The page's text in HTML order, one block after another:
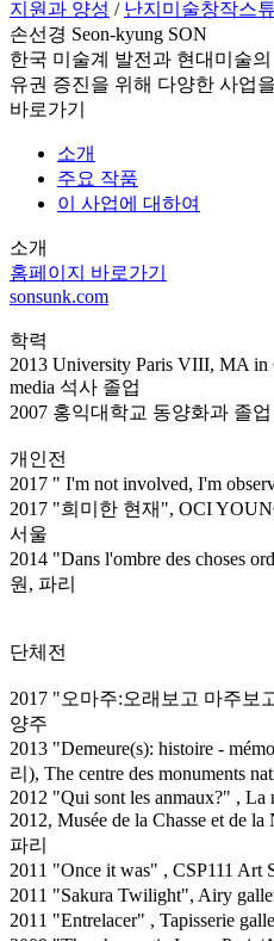
지원과 양성 / 난지미술창작스
손선경 Seon-kyung SON
한국 미술계 발전과 현대미술
유권 증진을 위해 다양한 사업
바로가기
소개
주요 작품
이 사업에 대하여
소개
홈페이지 바로가기
sonsunk.com
학력
2013 University Paris VIII, MA in
media 석사 졸업
2007 홍익대학교 동양화과 졸업
개인전
2017 " I'm not involved, I'm
2017 "희미한 현재", OCI
서울
2014 "Dans l'ombre des choses
원, 파리
단체전
2017 "오마주:오래보고 마주보
양주
2013 "Demeure(s): histoire -
리), The centre des monuments
2012 "Qui sont les anmaux?" , La
2012, Musée de la Chasse et de
파리
2011 "Once it was" , CSP111 Art
2011 "Sakura Twilight", Airy
2011 "Entrelacer" , Tapisserie